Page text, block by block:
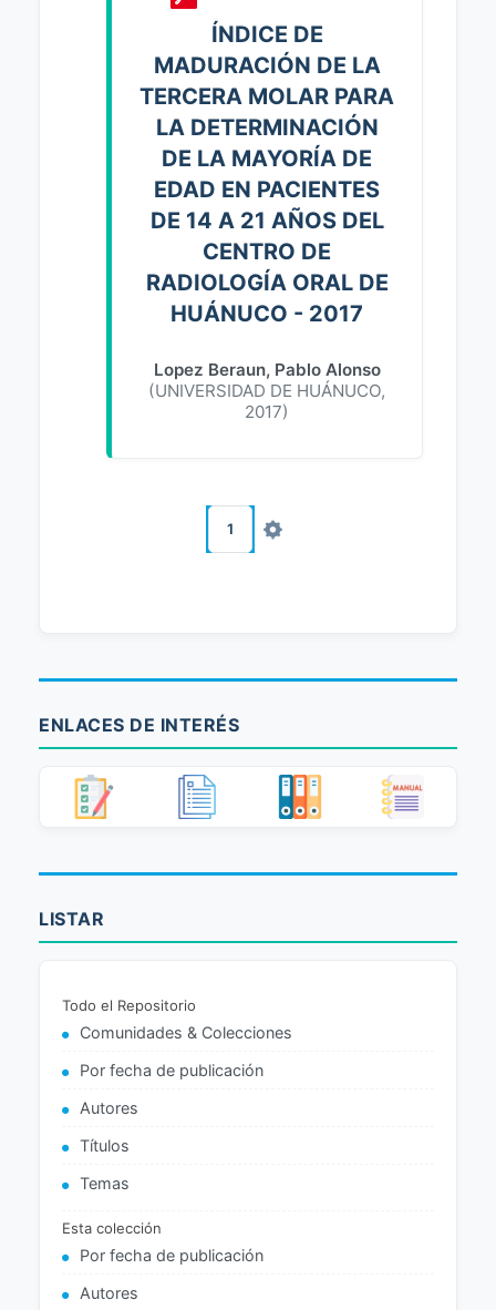
ÍNDICE DE
MADURACIÓN DE LA
TERCERA MOLAR PARA
LA DETERMINACIÓN
DE LA MAYORÍA DE
EDAD EN PACIENTES
DE 14 A 21 AÑOS DEL
CENTRO DE
RADIOLOGÍA ORAL DE
HUÁNUCO - 2017
Lopez Beraun, Pablo Alonso
(UNIVERSIDAD DE HUÁNUCO,
2017)
1
ENLACES DE INTERÉS
LISTAR
Todo el Repositorio
Comunidades & Colecciones
Por fecha de publicación
Autores
Títulos
Temas
Esta colección
Por fecha de publicación
Autores